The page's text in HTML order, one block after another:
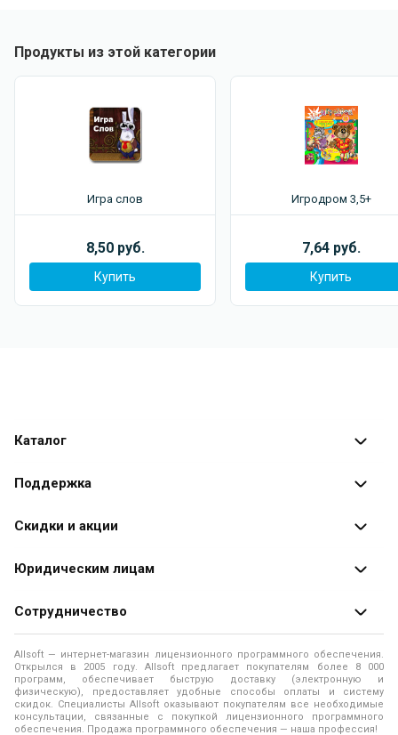
Продукты из этой категории
Игра слов
8,50 руб.
Купить
Игродром 3,5+
7,64 руб.
Купить
Каталог
Каталог программ
Поддержка
Оплата заказов
Доставка заказа
Помощь
Правила продажи
Политика использования файлов Cookie
Скидки и акции
Специальные
Юридическим лицам
Продажа программ юридическим лицам
О лицензировании программного обеспечения
Программы для компьютера
Контакты
Сотрудничество
О магазине
Адреса и телефоны
Новости
Allsoft — интернет-магазин лицензионного программного обеспечения.
Открылся в 2005 году. Allsoft предлагает покупателям более 8 000
программ, обеспечивает быструю доставку (электронную и
физическую), предоставляет удобные способы оплаты и систему
скидок. Специалисты Allsoft оказывают покупателям все необходимые
консультации, связанные с покупкой лицензионного программного
обеспечения. Продажа программного обеспечения — наша профессия!